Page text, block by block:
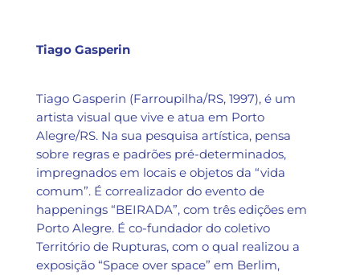
Tiago Gasperin
Tiago Gasperin (Farroupilha/RS, 1997), é um
artista visual que vive e atua em Porto
Alegre/RS. Na sua pesquisa artística, pensa
sobre regras e padrões pré-determinados,
impregnados em locais e objetos da “vida
comum”. É correalizador do evento de
happenings “BEIRADA”, com três edições em
Porto Alegre. É co-fundador do coletivo
Território de Rupturas, com o qual realizou a
exposição “Space over space” em Berlim,